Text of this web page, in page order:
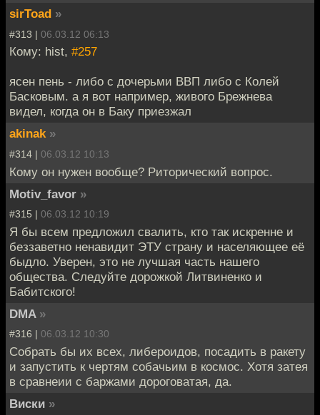
sirToad »
#313 | 06.03.12 06:13
Кому: hist, #257
ясен пень - либо с дочерьми ВВП либо с Колей
Басковым. а я вот например, живого Брежнева
видел, когда он в Баку приезжал
akinak »
#314 | 06.03.12 10:13
Кому он нужен вообще? Риторический вопрос.
Motiv_favor »
#315 | 06.03.12 10:19
Я бы всем предложил свалить, кто так искренне и
беззаветно ненавидит ЭТУ страну и населяющее её
быдло. Уверен, это не лучшая часть нашего
общества. Следуйте дорожкой Литвиненко и
Бабитского!
DMA »
#316 | 06.03.12 10:30
Собрать бы их всех, либероидов, посадить в ракету
и запустить к чертям собачьим в космос. Хотя затея
в сравнеии с баржами дороговатая, да.
Виски »